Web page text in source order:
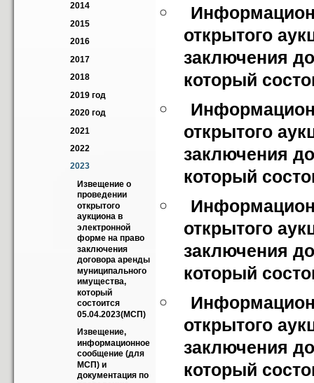
2014
2015
2016
2017
2018
2019 год
2020 год
2021
2022
2023
Извещение о
проведении
открытого
аукциона в
электронной
форме на право
заключения
договора аренды
муниципального
имущества,
который
состоится
05.04.2023(МСП)
Извещение,
информационное
сообщение (для
МСП) и
документация по
открытого
заключения
который
открытого
заключения
который
открытого
заключения
который
открытого
заключения
который